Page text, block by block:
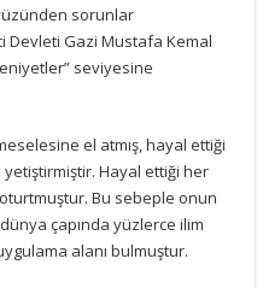
sorunlar
Devleti Gazi Mustafa Kemal
seviyesine
el atmış, hayal ettiği
Hayal ettiği her
Bu sebeple onun
çapında yüzlerce ilim
alanı bulmuştur.